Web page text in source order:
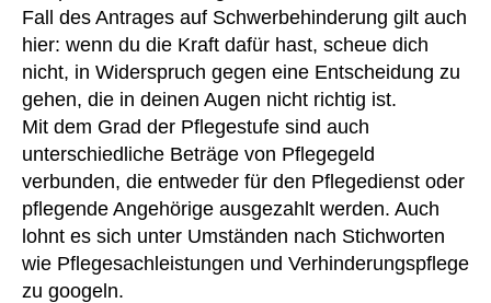
Fall des Antrages auf Schwerbehinderung gilt auch
hier: wenn du die Kraft dafür hast, scheue dich
nicht, in Widerspruch gegen eine Entscheidung zu
gehen, die in deinen Augen nicht richtig ist.
Mit dem Grad der Pflegestufe sind auch
unterschiedliche Beträge von Pflegegeld
verbunden, die entweder für den Pflegedienst oder
pflegende Angehörige ausgezahlt werden. Auch
lohnt es sich unter Umständen nach Stichworten
wie Pflegesachleistungen und Verhinderungspflege
zu googeln.
io
n
I
N
R
,
Z
-
S
te
s
w
er
t,
G
w
ic
ht
,
H
a